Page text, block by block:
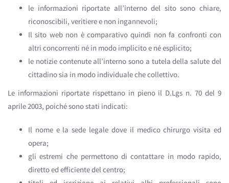
le informazioni riportate all’interno del sito sono chiare,
riconoscibili, veritiere e non ingannevoli;
Il sito web non è comparativo quindi non fa confronti con
altri concorrenti né in modo implicito e né esplicito;
le notizie contenute all’interno sono a tutela della salute del
cittadino sia in modo individuale che collettivo.
Le informazioni riportate rispettano in pieno il D.Lgs n. 70 del 9
aprile 2003, poiché sono stati indicati:
Il nome e la sede legale dove il medico chirurgo visita ed
opera;
gli estremi che permettono di contattare in modo rapido,
diretto ed efficiente del centro;